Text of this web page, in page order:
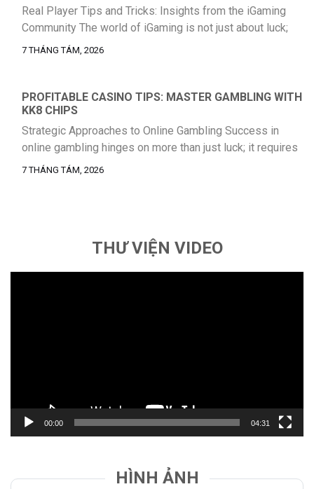
Real Player Tips and Tricks: Insights from the iGaming
Community The world of iGaming is not just about luck;
it’s a vibrant community filled with players who share their
understanding what the community has to say can make a
significant […]
7 THÁNG TÁM, 2026
PROFITABLE CASINO TIPS: MASTER GAMBLING WITH
KK8 CHIPS
Strategic Approaches to Online Gambling Success in
online gambling hinges on more than just luck; it requires
a strategic mindset and a commitment to disciplined play.
7 THÁNG TÁM, 2026
THƯ VIỆN VIDEO
00:00 04:31
HÌNH ẢNH